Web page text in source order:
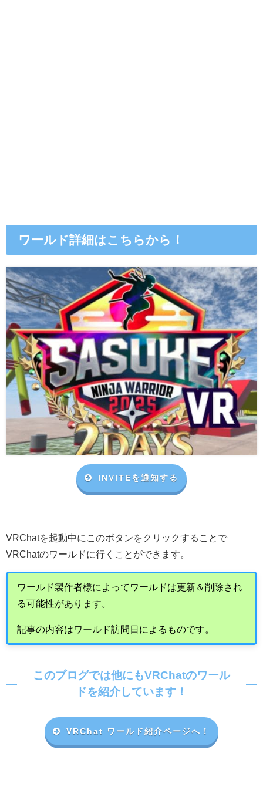
ワールド詳細はこちらから！
INVITEを通知する
VRChatを起動中にこのボタンをクリックすることで
VRChatのワールドに行くことができます。
ワールド製作者様によってワールドは更新＆削除され
る可能性があります。
記事の内容はワールド訪問日によるものです。
このブログでは他にもVRChatのワール
ドを紹介しています！
VRChat ワールド紹介ページへ！